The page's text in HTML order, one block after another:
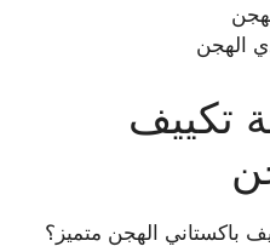
الهجن
تكييف
باكستاني الهجن متميز؟